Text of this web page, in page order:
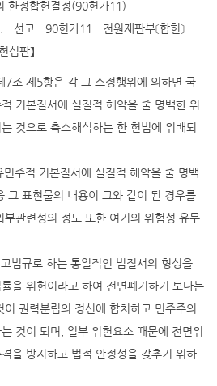
한정합헌결정(90헌가11)
고ㅤ90헌가11ㅤ전원재판부〔합헌〕ㅤ
심판】
7조 제5항은 각 그 소정행위에 의하면 국
기본질서에 실질적 해악을 줄 명백한 위
것으로 축소해석하는 한 헌법에 위배되
민주적 기본질서에 실질적 해악을 줄 명백
그 표현물의 내용이 그와 같이 된 경우를
관련성의 정도 또한 여기의 위험성 유무
법규로 하는 통일적인 법질서의 형성을
을 위헌이라고 하여 전면폐기하기 보다는
권력분립의 정신에 합치하고 민주주의
것이 되며, 일부 위헌요소 때문에 전면위
을 방지하고 법적 안정성을 갖추기 위하